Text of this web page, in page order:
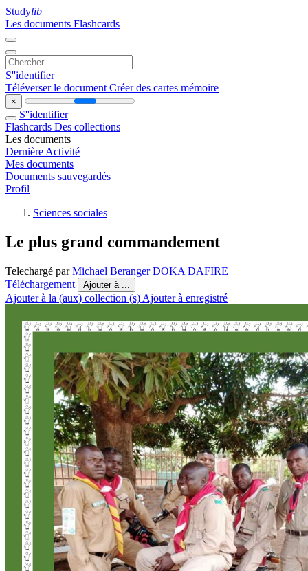
Studylib
Les documents Flashcards
S''identifier
Téléverser le document Créer des cartes mémoire
×
S''identifier
Flashcards Des collections
Les documents
Dernière Activité
Mes documents
Documents sauvegardés
Profil
Sciences sociales
Le plus grand commandement
Telechargé parMichael Beranger DOKA DAFIRE
Téléchargement
Ajouter à ...
Ajouter à la (aux) collection (s) Ajouter à enregistré